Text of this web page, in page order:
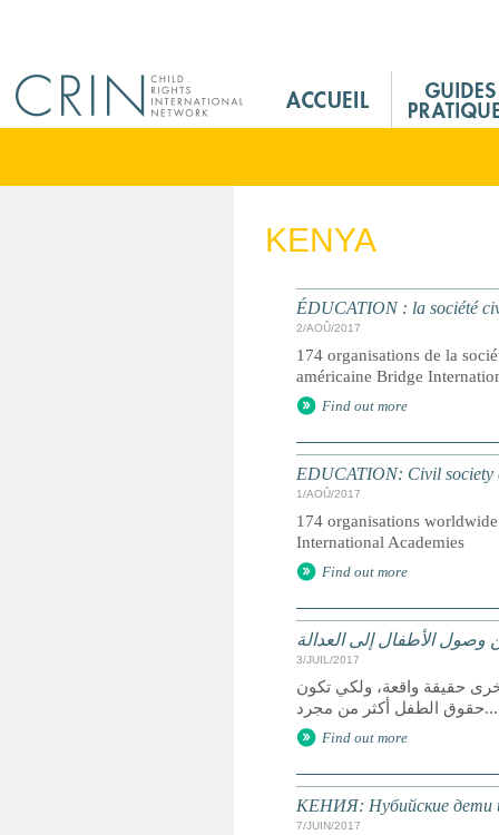
M
n
KENYA
ÉDUCATION : la société
2/AOÛ/2017
174 organisations de la
américaine Bridge
Find out more
EDUCATION: Civil society
1/AOÛ/2017
174 organisations
International Academies
Find out more
وصول الأطفال إلى العدالة
3/JUIL/2017
حقيقة واقعة، ولكي تكون
حقوق الطفل أكثر من مجرد...
Find out more
КЕНИЯ: Нубийские дети
7/JUIN/2017